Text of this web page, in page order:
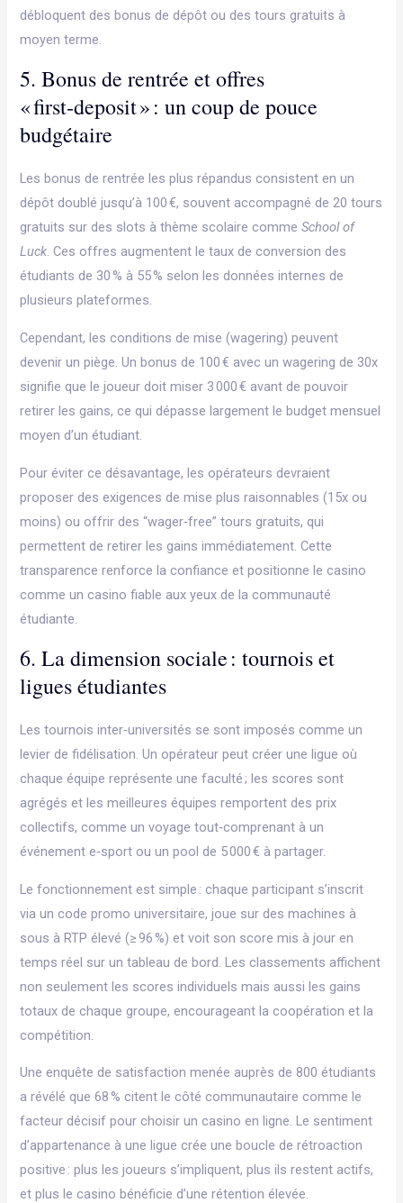
débloquent des bonus de dépôt ou des tours gratuits à
moyen terme.
5. Bonus de rentrée et offres
« first‑deposit » : un coup de pouce
budgétaire
Les bonus de rentrée les plus répandus consistent en un
dépôt doublé jusqu’à 100 €, souvent accompagné de 20 tours
gratuits sur des slots à thème scolaire commeSchool of
Luck. Ces offres augmentent le taux de conversion des
étudiants de 30 % à 55 % selon les données internes de
plusieurs plateformes.
Cependant, les conditions de mise (wagering) peuvent
devenir un piège. Un bonus de 100 € avec un wagering de 30x
signifie que le joueur doit miser 3 000 € avant de pouvoir
retirer les gains, ce qui dépasse largement le budget mensuel
moyen d’un étudiant.
Pour éviter ce désavantage, les opérateurs devraient
proposer des exigences de mise plus raisonnables (15x ou
moins) ou offrir des “wager‑free” tours gratuits, qui
permettent de retirer les gains immédiatement. Cette
transparence renforce la confiance et positionne le casino
comme un casino fiable aux yeux de la communauté
étudiante.
6. La dimension sociale : tournois et
ligues étudiantes
Les tournois inter‑universités se sont imposés comme un
levier de fidélisation. Un opérateur peut créer une ligue où
chaque équipe représente une faculté ; les scores sont
agrégés et les meilleures équipes remportent des prix
collectifs, comme un voyage tout‑comprenant à un
événement e‑sport ou un pool de 5 000 € à partager.
Le fonctionnement est simple : chaque participant s’inscrit
via un code promo universitaire, joue sur des machines à
sous à RTP élevé (≥ 96 %) et voit son score mis à jour en
temps réel sur un tableau de bord. Les classements affichent
non seulement les scores individuels mais aussi les gains
totaux de chaque groupe, encourageant la coopération et la
compétition.
Une enquête de satisfaction menée auprès de 800 étudiants
a révélé que 68 % citent le côté communautaire comme le
facteur décisif pour choisir un casino en ligne. Le sentiment
d’appartenance à une ligue crée une boucle de rétroaction
positive : plus les joueurs s’impliquent, plus ils restent actifs,
et plus le casino bénéficie d’une rétention élevée.